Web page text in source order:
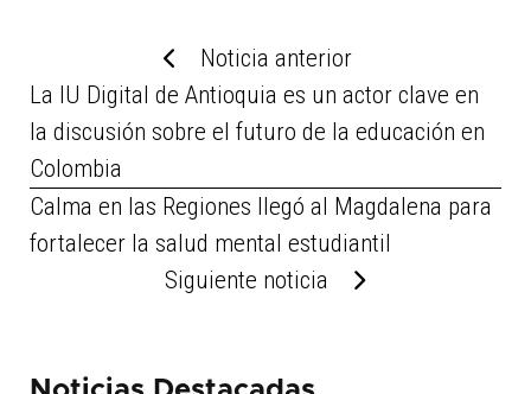
Noticia anterior
La IU Digital de Antioquia es un actor clave en
la discusión sobre el futuro de la educación en
Colombia
Calma en las Regiones llegó al Magdalena para
fortalecer la salud mental estudiantil
Siguiente noticia